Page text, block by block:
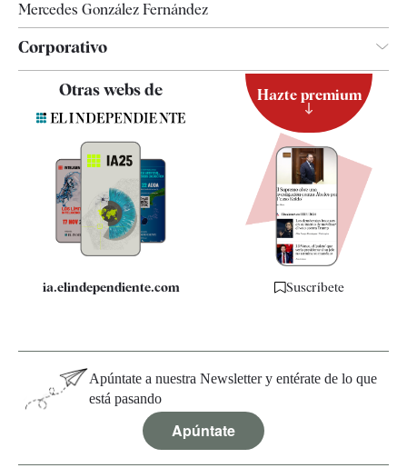
Mercedes González Fernández
Corporativo
Quiénes somos
Especificaciones
Otras webs de
ia.elindependiente.com
Hazte premium
Suscríbete
Apúntate a nuestra Newsletter y entérate de lo que
está pasando
Apúntate